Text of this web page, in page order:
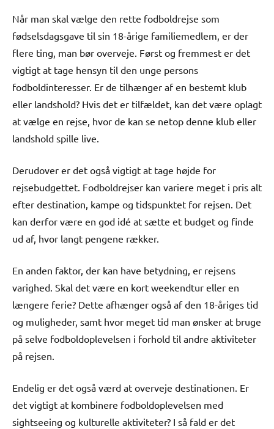
Når man skal vælge den rette fodboldrejse som
fødselsdagsgave til sin 18-årige familiemedlem, er der
flere ting, man bør overveje. Først og fremmest er det
vigtigt at tage hensyn til den unge persons
fodboldinteresser. Er de tilhænger af en bestemt klub
eller landshold? Hvis det er tilfældet, kan det være oplagt
at vælge en rejse, hvor de kan se netop denne klub eller
landshold spille live.
Derudover er det også vigtigt at tage højde for
rejsebudgettet. Fodboldrejser kan variere meget i pris alt
efter destination, kampe og tidspunktet for rejsen. Det
kan derfor være en god idé at sætte et budget og finde
ud af, hvor langt pengene rækker.
En anden faktor, der kan have betydning, er rejsens
varighed. Skal det være en kort weekendtur eller en
længere ferie? Dette afhænger også af den 18-åriges tid
og muligheder, samt hvor meget tid man ønsker at bruge
på selve fodboldoplevelsen i forhold til andre aktiviteter
på rejsen.
Endelig er det også værd at overveje destinationen. Er
det vigtigt at kombinere fodboldoplevelsen med
sightseeing og kulturelle aktiviteter? I så fald er det